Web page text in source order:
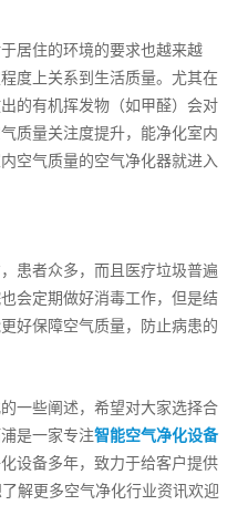
居住的环境的要求也越来越
度上关系到生活质量。尤其在
的有机挥发物（如甲醛）会对
质量关注度提升，能净化室内
空气质量的空气净化器就进入
患者众多，而且医疗垃圾普遍
会定期做好消毒工作，但是结
好保障空气质量，防止病患的
一些阐述，希望对大家选择合
是一家专注智能空气净化设备
设备多年，致力于给客户提供
解更多空气净化行业资讯欢迎